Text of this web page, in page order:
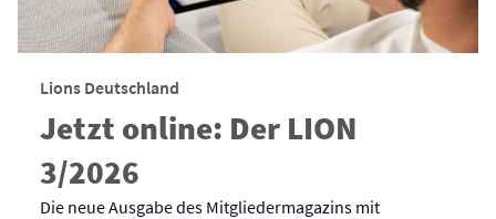
Lions Deutschland
Jetzt online: Der LION
3/2026
Die neue Ausgabe des Mitgliedermagazins mit